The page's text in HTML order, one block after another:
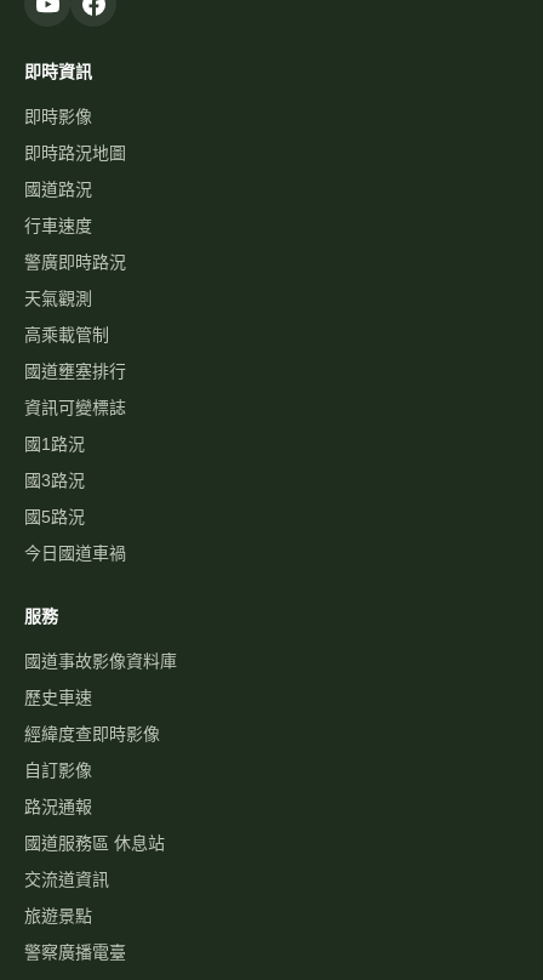
即時資訊
即時影像
即時路況地圖
國道路況
行車速度
警廣即時路況
天氣觀測
高乘載管制
國道壅塞排行
資訊可變標誌
國1路況
國3路況
國5路況
今日國道車禍
服務
國道事故影像資料庫
歷史車速
經緯度查即時影像
自訂影像
路況通報
國道服務區 休息站
交流道資訊
旅遊景點
警察廣播電臺